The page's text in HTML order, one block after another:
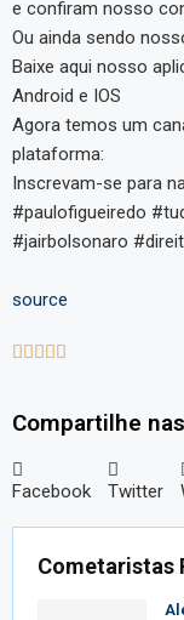
e confiram nosso
Ou ainda sendo
Baixe aqui nosso
Android e IOS
Agora temos um
plataforma:
Inscrevam-se para
#paulofigueiredo
#jairbolsonaro
source
    
Compartilhe
Facebook Twitter
Cometaristas